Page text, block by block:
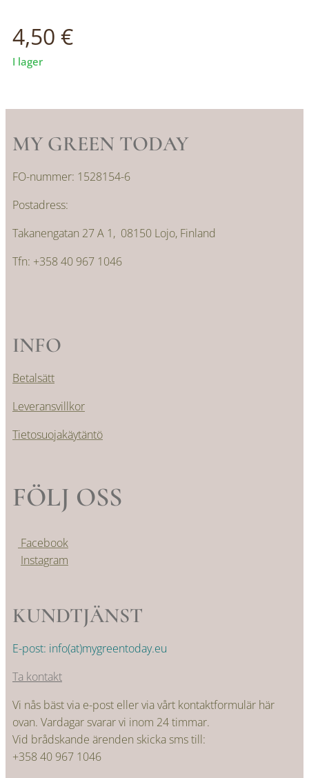
4,50 €
I lager
MY GREEN TODAY
FO-nummer: 1528154-6
Postadress:
Takanengatan 27 A 1, 08150 Lojo, Finland
Tfn: +358 40 967 1046
INFO
Betalsätt
Leveransvillkor
Tietosuojakäytäntö
FÖLJ OSS
Facebook
Instagram
KUNDTJÄNST
E-post: info(at)mygreentoday.eu
Ta kontakt
Vi nås bäst via e-post eller via vårt kontaktformulär här
ovan. Vardagar svarar vi inom 24 timmar.
Vid brådskande ärenden skicka sms till:
+358 40 967 1046